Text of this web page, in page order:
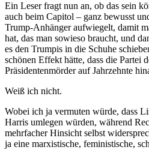
Ein Leser fragt nun an, ob das sein
auch beim Capitol – ganz bewusst
Trump-Anhänger aufwiegelt, damit
hat, das man sowieso braucht, und
es den Trumpis in die Schuhe
schönen Effekt hätte, dass die Partei
Präsidentenmörder auf Jahrzehnte
Weiß ich nicht.
Wobei ich ja vermuten würde, dass
Harris umlegen würden, während
mehrfacher Hinsicht selbst
ja eine marxistische, feministische,